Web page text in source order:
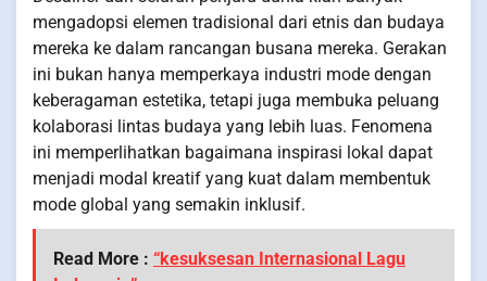
mengadopsi elemen tradisional dari etnis dan budaya
mereka ke dalam rancangan busana mereka. Gerakan
ini bukan hanya memperkaya industri mode dengan
keberagaman estetika, tetapi juga membuka peluang
kolaborasi lintas budaya yang lebih luas. Fenomena
ini memperlihatkan bagaimana inspirasi lokal dapat
menjadi modal kreatif yang kuat dalam membentuk
mode global yang semakin inklusif.
Read More : “kesuksesan Internasional Lagu